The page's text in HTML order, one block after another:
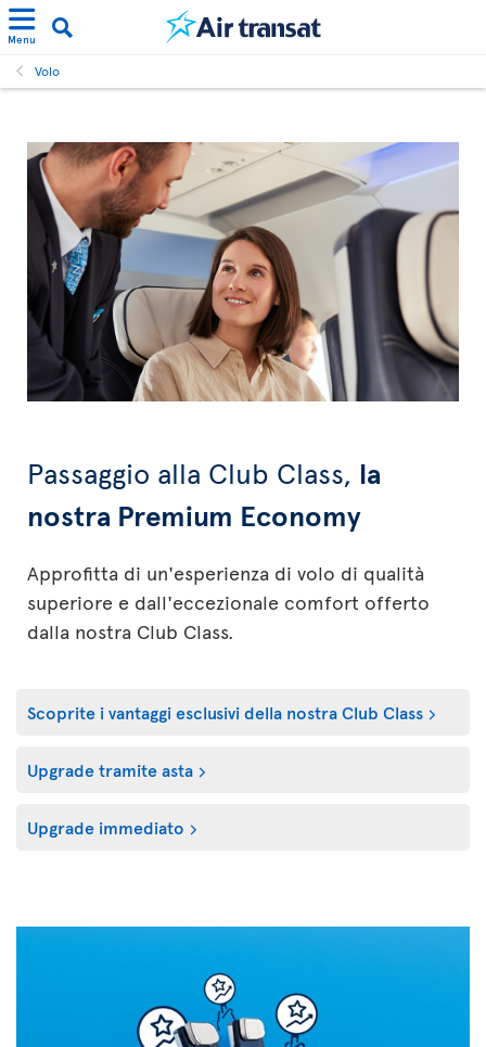
Menu
Volo
Passaggio alla Club Class, la
nostra Premium Economy
Approfitta di un'esperienza di volo di qualità
superiore e dall'eccezionale comfort offerto
dalla nostra Club Class.
Scoprite i vantaggi esclusivi della nostra Club Class
Upgrade tramite asta
Upgrade immediato